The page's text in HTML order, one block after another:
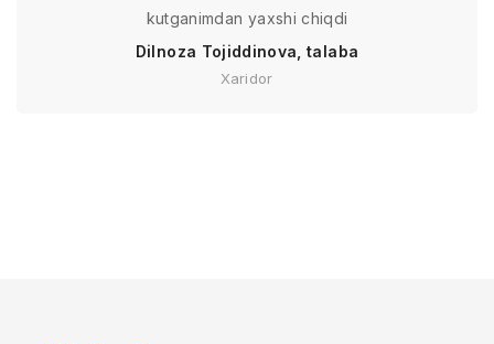
kutganimdan yaxshi chiqdi
Dilnoza Tojiddinova, talaba
Xaridor